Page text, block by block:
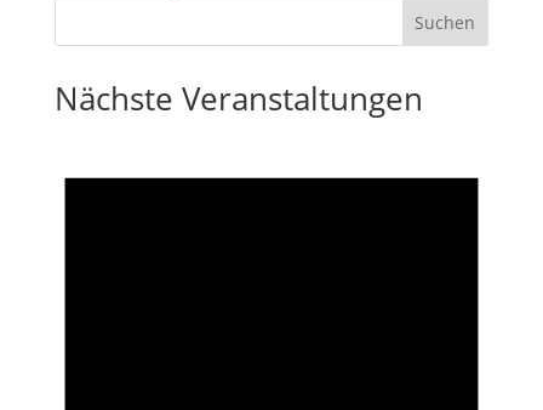
Nächste Veranstaltungen